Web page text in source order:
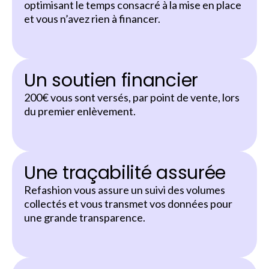
optimisant le temps consacré à la mise en place
et vous n’avez rien à financer.
Un soutien financier
200€ vous sont versés, par point de vente, lors
du premier enlèvement.
Une traçabilité assurée
Refashion vous assure un suivi des volumes
collectés et vous transmet vos données pour
une grande transparence.